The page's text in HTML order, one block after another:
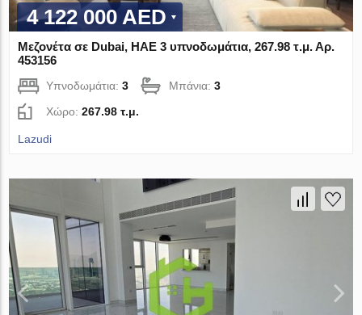
4 122 000 AED
Μεζονέτα σε Dubai, ΗΑΕ 3 υπνοδωμάτια, 267.98 τ.μ. Αρ.
453156
Υπνοδωμάτια:3 Μπάνια:3
Χώρο:267.98 τ.μ.
Lazudi